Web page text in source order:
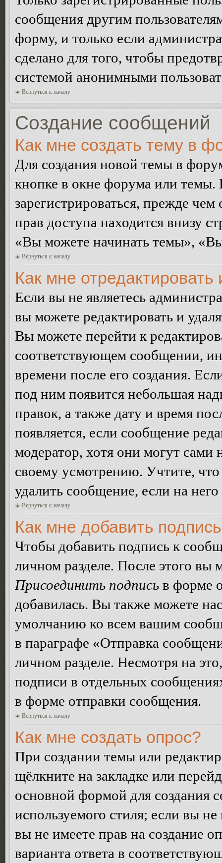
сообщения другим
форму, и только если
сделано для того, чтобы
системой анонимными
Вернуться к началу
Создание сообщений
Как мне создать тему в
Для создания новой темы в
кнопке в окне форума или
зарегистрироваться, прежде
прав доступа находится внизу
«Вы можете начинать темы»,
Вернуться к началу
Как мне
Если вы не являетесь
вы можете редактировать и
Вы можете перейти к
соответствующем сообщении,
времени после его создания.
под ним появится небольшая
правок, а также дату и время
появляется, если сообщение
модератор, хотя они могут сами
своему усмотрению. Учтите,
удалить сообщение, если на
Вернуться к началу
Как мне добавить
Чтобы добавить подпись к
личном разделе. После этого
Присоединить подпись в форме
добавилась. Вы также можете
умолчанию ко всем вашим
в параграфе «Отправка
личном разделе. Несмотря на
подписи в отдельных
в форме отправки сообщения.
Вернуться к началу
Как мне создать опрос?
При создании темы или
щёлкните на закладке или
основной формой для создания
используемого стиля; если вы
вы не имеете прав на создание
варианта ответа в